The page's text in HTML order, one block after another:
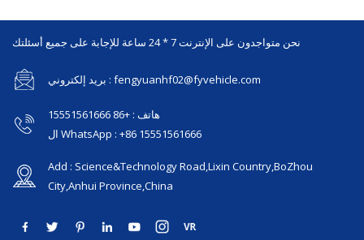
نحن متواجدون على الإنترنت 7 * 24 ساعة للإجابة على جميع أسئلتك
بريد إلكتروني : fengyuanhf02@fyvehicle.com
هاتف : +86 15551561666
ال WhatsApp : +86 15551561666
Add : Science&Technology Road,Lixin Country,BoZhou
City,Anhui Province,China